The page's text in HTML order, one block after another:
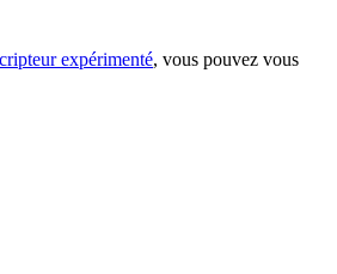
expérimenté, vous pouvez vous